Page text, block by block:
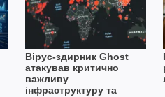
Вірус-здирник Ghost
атакував критично
важливу
інфраструктуру та